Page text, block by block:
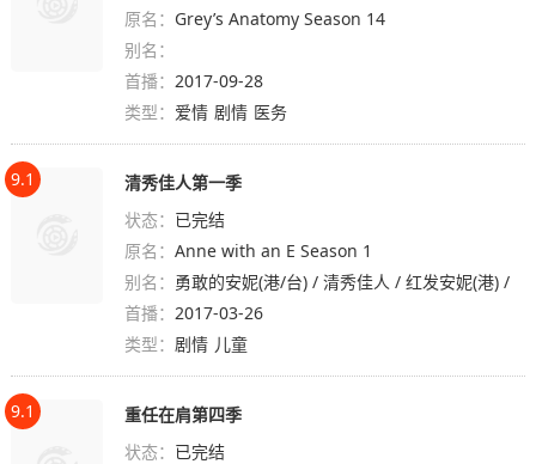
原名： Grey’s Anatomy Season 14
别名：
首播：2017-09-28
类型： 爱情 剧情 医务
9.1
清秀佳人第一季
状态： 已完结
原名：Anne with an E Season 1
别名： 勇敢的安妮(港/台) / 清秀佳人 / 红发安妮(港) /
安妮 / 绿山墙的安妮 / 绿色屋顶之家的安妮 / 小
安妮 / 安妮的故事 / Anne
首播： 2017-03-26
类型： 剧情 儿童
9.1
重任在肩第四季
状态： 已完结